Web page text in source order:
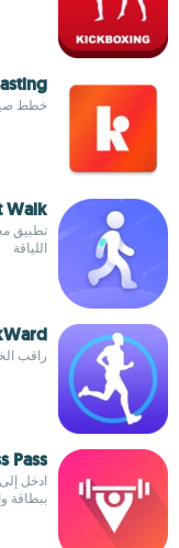
خطط
Walk
تطبيق
اللياقة
راقب
Pass
ببطاقة